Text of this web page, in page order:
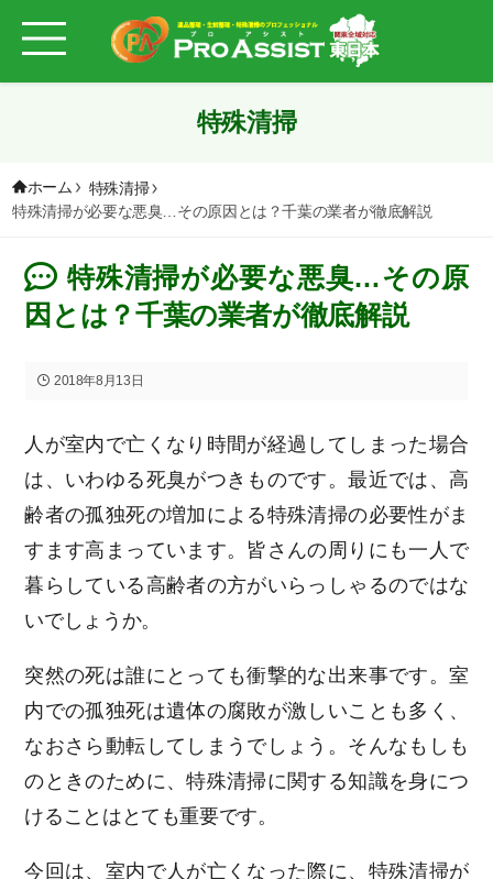
特殊清掃
ホーム
特殊清掃
特殊清掃が必要な悪臭…その原因とは？千葉の業者が徹底解説
特殊清掃が必要な悪臭…その原
因とは？千葉の業者が徹底解説
2018年8月13日
人が室内で亡くなり時間が経過してしまった場合
は、いわゆる死臭がつきものです。最近では、高
齢者の孤独死の増加による特殊清掃の必要性がま
すます高まっています。皆さんの周りにも一人で
暮らしている高齢者の方がいらっしゃるのではな
いでしょうか。
突然の死は誰にとっても衝撃的な出来事です。室
内での孤独死は遺体の腐敗が激しいことも多く、
なおさら動転してしまうでしょう。そんなもしも
のときのために、特殊清掃に関する知識を身につ
けることはとても重要です。
今回は、室内で人が亡くなった際に、特殊清掃が